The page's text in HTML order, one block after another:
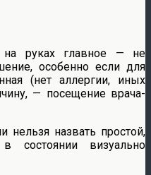
на руках главное — не
особенно если для
(нет аллергии, иных
— посещение врача-
нельзя назвать простой,
визуально